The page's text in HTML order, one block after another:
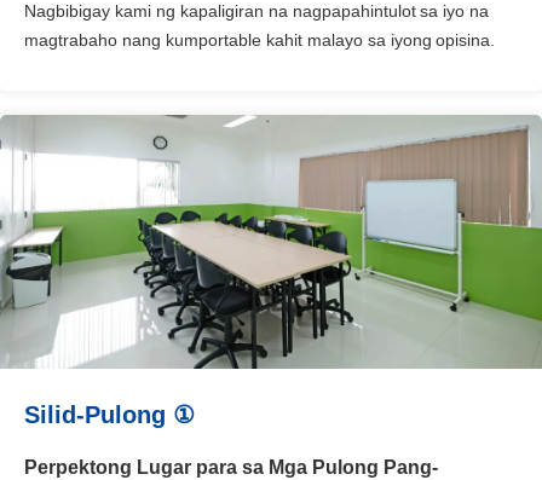
Nagbibigay kami ng kapaligiran na nagpapahintulot sa iyo na
magtrabaho nang kumportable kahit malayo sa iyong opisina.
Silid-Pulong ①
Perpektong Lugar para sa Mga Pulong Pang-